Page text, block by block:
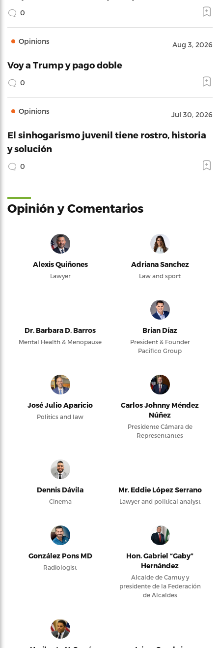
0
Opinions Aug 3, 2026
Voy a Trump y pago doble
0
Opinions Jul 30, 2026
El sinhogarismo juvenil tiene rostro, historia
y solución
0
Opinión y Comentarios
Alexis Quiñones
Lawyer
Adriana Sanchez
Law and sport
Dr. Barbara D. Barros
Mental Health & Menopause
Brian Díaz
President & Founder
Pacifico Group
José Julio Aparicio
Politics and law
Carlos Johnny Méndez
Núñez
Presidente Cámara de
Representantes
Dennis Dávila
Cinema
Mr. Eddie López Serrano
Lawyer and political analyst
González Pons MD
Radiologist
Hon. Gabriel “Gaby”
Hernández
Alcalde de Camuy y
presidente de la Federación
de Alcaldes